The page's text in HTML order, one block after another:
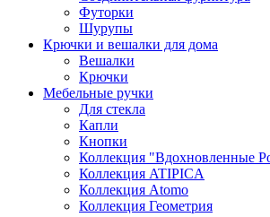
Футорки
Шурупы
Крючки и вешалки для дома
Вешалки
Крючки
Мебельные ручки
Для стекла
Капли
Кнопки
Коллекция "Вдохновленные
Коллекция ATIPICA
Коллекция Atomo
Коллекция Геометрия